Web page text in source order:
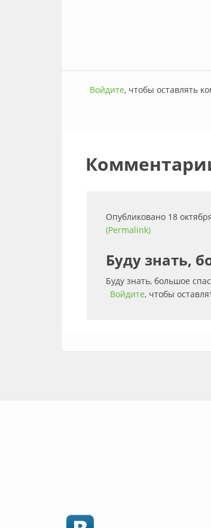
Войдите, чтобы оставлять
Опубликовано 18
(Permalink)
Буду знать,
Буду знать, большое
Войдите, чтобы